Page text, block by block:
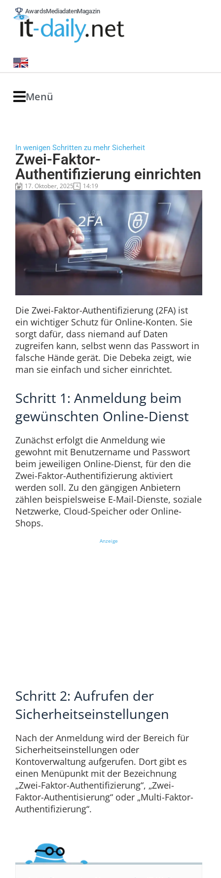
AwardsMediadatenMagazin
Menü
In wenigen Schritten zu mehr Sicherheit
Zwei-Faktor-
Authentifizierung einrichten
17. Oktober, 2025 14:19
Die Zwei-Faktor-Authentifizierung (2FA) ist
ein wichtiger Schutz für Online-Konten. Sie
sorgt dafür, dass niemand auf Daten
zugreifen kann, selbst wenn das Passwort in
falsche Hände gerät. Die Debeka zeigt, wie
man sie einfach und sicher einrichtet.
Schritt 1: Anmeldung beim
gewünschten Online-Dienst
Zunächst erfolgt die Anmeldung wie
gewohnt mit Benutzername und Passwort
beim jeweiligen Online-Dienst, für den die
Zwei-Faktor-Authentifizierung aktiviert
werden soll. Zu den gängigen Anbietern
zählen beispielsweise E-Mail-Dienste, soziale
Netzwerke, Cloud-Speicher oder Online-
Shops.
Anzeige
Schritt 2: Aufrufen der
Sicherheitseinstellungen
Nach der Anmeldung wird der Bereich für
Sicherheitseinstellungen oder
Kontoverwaltung aufgerufen. Dort gibt es
einen Menüpunkt mit der Bezeichnung
„Zwei-Faktor-Authentifizierung“, „Zwei-
Faktor-Authentisierung“ oder „Multi-Faktor-
Authentifizierung“.